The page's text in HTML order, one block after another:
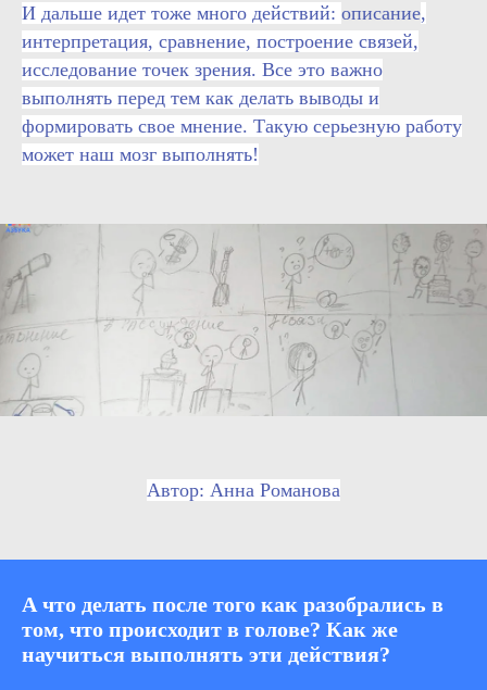
И дальше идет тоже много действий: описание,
интерпретация, сравнение, построение связей,
исследование точек зрения. Все это важно
выполнять перед тем как делать выводы и
формировать свое мнение. Такую серьезную работу
может наш мозг выполнять!
Автор: Анна Романова
А что делать после того как разобрались в
том, что происходит в голове? Как же
научиться выполнять эти действия?